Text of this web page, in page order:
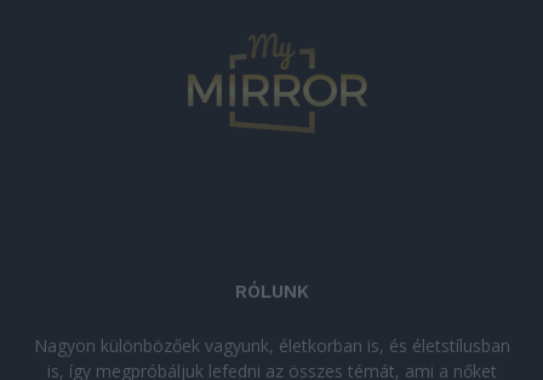
RÓLUNK
Nagyon különbözőek vagyunk, életkorban is, és életstílusban
is, így megpróbáljuk lefedni az összes témát, ami a nőket